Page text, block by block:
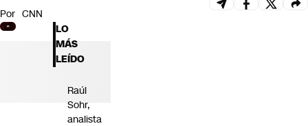
Por CNN
LO
MÁS
LEÍDO
Raúl
Sohr,
analista